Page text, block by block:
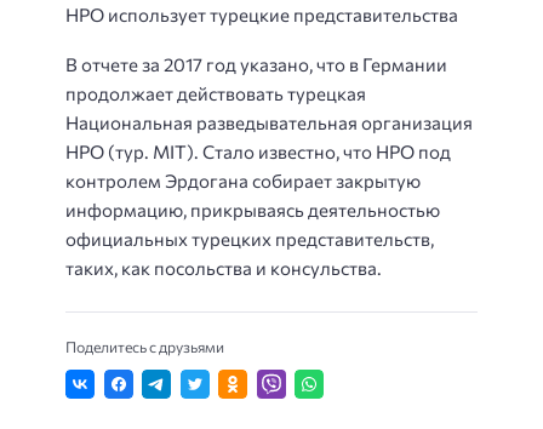
НРО использует турецкие представительства
В отчете за 2017 год указано, что в Германии
продолжает действовать турецкая
Национальная разведывательная организация
НРО (тур. MIT). Стало известно, что НРО под
контролем Эрдогана собирает закрытую
информацию, прикрываясь деятельностью
официальных турецких представительств,
таких, как посольства и консульства.
Поделитесь с друзьями